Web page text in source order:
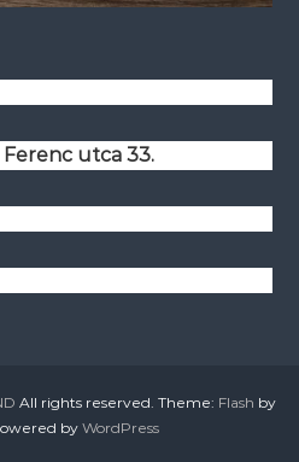
Ferenc utca 33.
All rights reserved. Theme: Flash by
by WordPress